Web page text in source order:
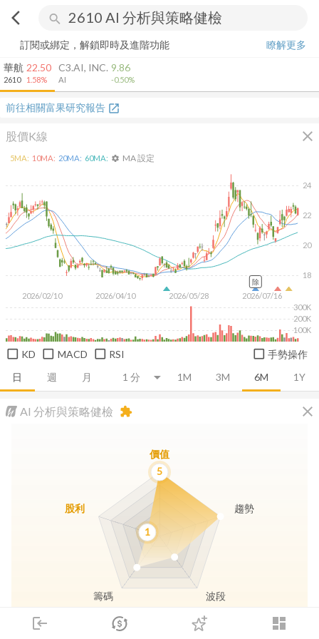
arrow_back_ios search
login dashboard
市場 登入
訂閱或綁定，解鎖即時及進階功能
瞭解更多
華航
2610
22.50
1.58%
C3.AI, INC.
AI
9.86
-0.50%
前往相關富果研究報告 open_in_new
股價K線 close
日 週 月 1M 3M 6M 1Y
2026/02/10 2026/04/10 2026/05/28 2026/07/16
18
20
22
24
100K
200K
300K
5MA: 10MA: 20MA: 60MA: settings MA 設定
除
KD MACD RSI 手勢操作
AI 分析與策略健檢 close
extension
趨勢動能 波段訊號
價值
趨勢
波段
籌碼
股利
5
1